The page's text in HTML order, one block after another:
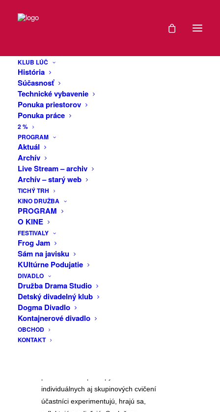
KLUB LÚČ
História
Súčasnosť
Technické vybavenie
Ponuka priestorov
Ponuka práce
2 %
PROGRAM
Aktuál
Archív
Live Stream – archiv
Archív – starý web
TICHÝ TRH
KINO DRUŽBA
PROGRAM
O KINE
FESTIVALY
Frog Jam
Sám na javisku
KUltúrne Podujatie
DIVADLO
Družba Drama Studio
Detský divadelný klub
Dogma Divadlo
Kontajnerové divadlo
OBCHOD
KONTAKT
Trenčíne: Domov,
spolupatričnosť a
sloboda voľby
Tózsa (HU)
Čo pre nás znamená „domov“? Kde sa
začína spolupatričnosť – a kedy sa
odchod stáva nevyhnutným? Rezidencia
pozýva účastníkov k objavovaniu témy
hľadania. Prostredníctvom neverbálneho
jazyka postmoderného divadla skúmame
dilemy medzi zotrvaním a odchodom,
skúsenosť domova a otázky identity.
Účastníci pracujú s vlastnými zážitkami,
telesnou pamäťou a spoločenskými
reflexmi v kolektívnom, no zároveň
autonómnom tvorivom procese.
Workshop vychádza z techniky
individuálnych aj skupinových cvičení
účastníci experimentujú, hrajú sa,
DÁTUM